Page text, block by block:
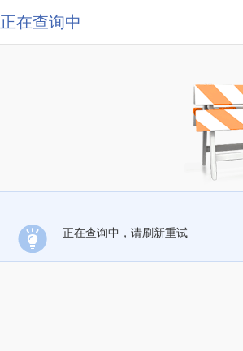
正在查询中
正在查询中，请刷新重试